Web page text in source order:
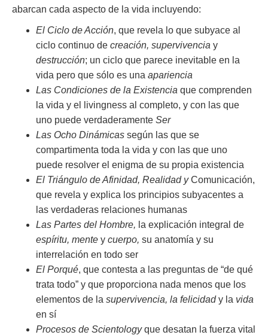
abarcan cada aspecto de la vida incluyendo:
El Ciclo de Acción, que revela lo que subyace al
ciclo continuo de creación, supervivencia y
destrucción; un ciclo que parece inevitable en la
vida pero que sólo es una apariencia
Las Condiciones de la Existencia que comprenden
la vida y el livingness al completo, y con las que
uno puede verdaderamente Ser
Las Ocho Dinámicas según las que se
compartimenta toda la vida y con las que uno
puede resolver el enigma de su propia existencia
El Triángulo de Afinidad, RealidadyComunicación,
que revela y explica los principios subyacentes a
las verdaderas relaciones humanas
Las Partes del Hombre, la explicación integral de
espíritu, mente y cuerpo, su anatomía y su
interrelación en todo ser
El Porqué, que contesta a las preguntas de “de qué
trata todo” y que proporciona nada menos que los
elementos de la supervivencia, la felicidady la vida
en sí
Procesos de Scientologyque desatan la fuerza vital